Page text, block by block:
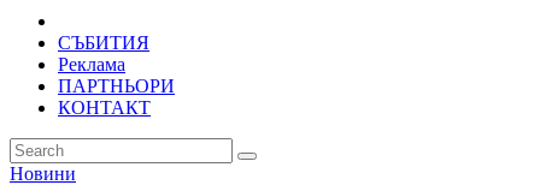
СЪБИТИЯ
Реклама
ПАРТНЬОРИ
КОНТАКТ
Новини